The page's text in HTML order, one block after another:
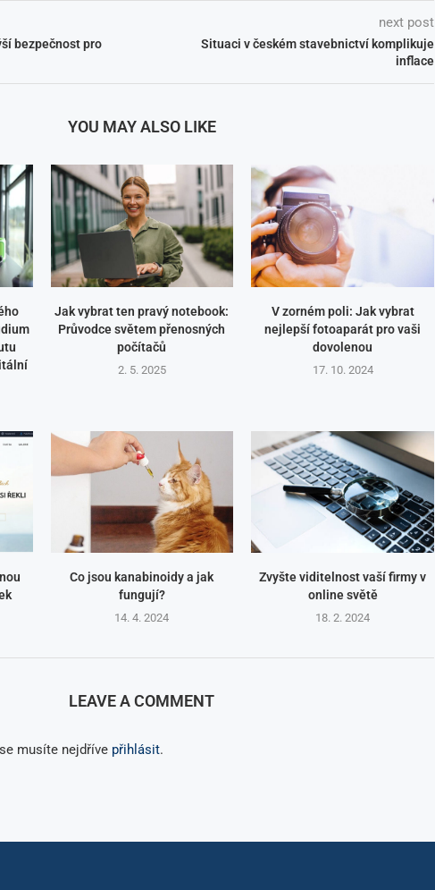
bezpečnost pro
next post
Situaci v českém stavebnictví komplikuje
inflace
YOU MAY ALSO LIKE
Jak vybrat ten pravý notebook:
Průvodce světem přenosných
počítačů
2. 5. 2025
V zorném poli: Jak vybrat
nejlepší fotoaparát pro vaši
dovolenou
17. 10. 2024
Co jsou kanabinoidy a jak
fungují?
14. 4. 2024
Zvyšte viditelnost vaší firmy v
online světě
18. 2. 2024
LEAVE A COMMENT
musíte nejdříve přihlásit.